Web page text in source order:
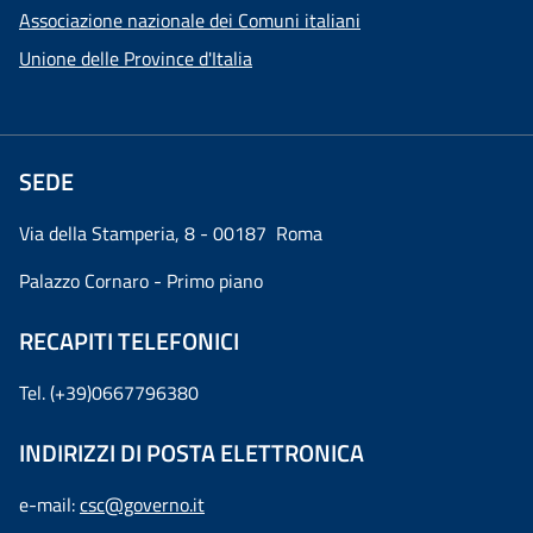
Associazione nazionale dei Comuni italiani
Unione delle Province d'Italia
SEDE
Via della Stamperia, 8 - 00187 Roma
Palazzo Cornaro - Primo piano
RECAPITI TELEFONICI
Tel. (+39)0667796380
INDIRIZZI DI POSTA ELETTRONICA
e-mail:csc@governo.it